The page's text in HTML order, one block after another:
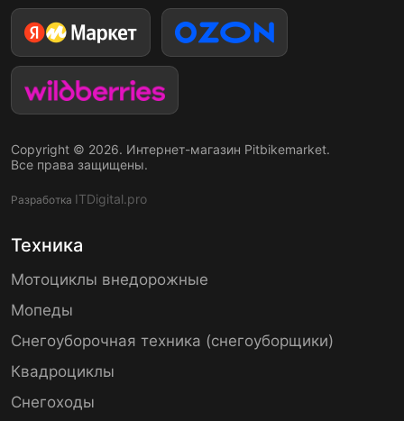
Copyright © 2026. Интернет-магазин Pitbikemarket.
Все права защищены.
Разработка ITDigital.pro
Техника
Мотоциклы внедорожные
Мопеды
Снегоуборочная техника (снегоуборщики)
Квадроциклы
Снегоходы